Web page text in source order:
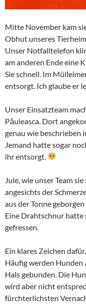
Mitte November kam
Obhut unseres
Unser Notfalltelefon
am anderen Ende eine
Sie schnell. Im
entsorgt. Ich glaube er
Unser Einsatzteam
Păuleasca. Dort
genau wie beschrieben
Jemand hatte sogar
ihr entsorgt.
Jule, wie unser Team
angesichts der
aus der Tonne
Eine Drahtschnur hatte
gefressen.
Ein klares Zeichen
Häufig werden Hunden
Hals gebunden. Die
wird aber nicht
fürchterlichsten